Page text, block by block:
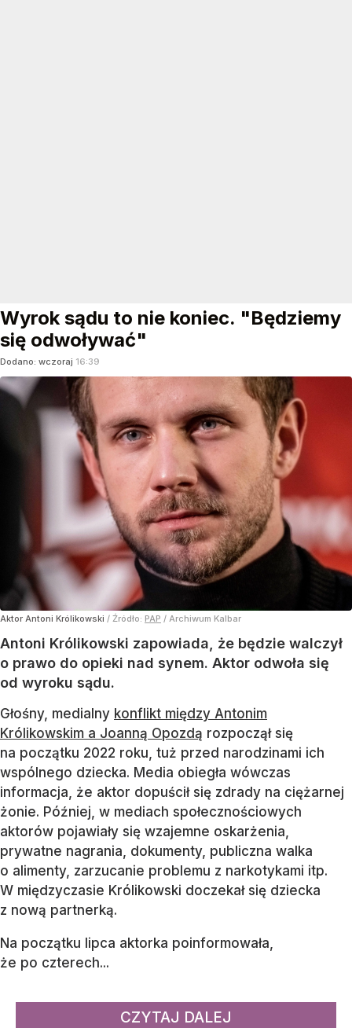
Wyrok sądu to nie koniec. "Będziemy
się odwoływać"
Dodano: wczoraj 16:39
Aktor Antoni Królikowski / Źródło: PAP / Archiwum Kalbar
Antoni Królikowski zapowiada, że będzie walczył
o prawo do opieki nad synem. Aktor odwoła się
od wyroku sądu.
Głośny, medialny konflikt między Antonim
Królikowskim a Joanną Opozdą rozpoczął się
na początku 2022 roku, tuż przed narodzinami ich
wspólnego dziecka. Media obiegła wówczas
informacja, że aktor dopuścił się zdrady na ciężarnej
żonie. Później, w mediach społecznościowych
aktorów pojawiały się wzajemne oskarżenia,
prywatne nagrania, dokumenty, publiczna walka
o alimenty, zarzucanie problemu z narkotykami itp.
W międzyczasie Królikowski doczekał się dziecka
z nową partnerką.
Na początku lipca aktorka poinformowała,
że po czterech...
CZYTAJ DALEJ